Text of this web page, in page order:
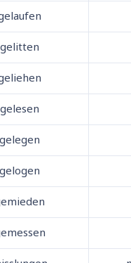
gelitten
gelesen
gelegen
gelogen